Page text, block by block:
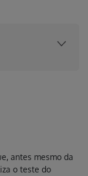
antes mesmo da
o teste do